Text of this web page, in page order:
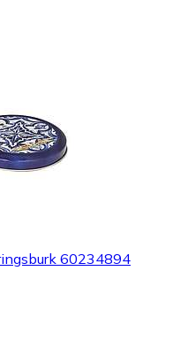
60234894